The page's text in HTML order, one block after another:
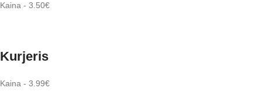
Kaina - 3.50€
Kurjeris
Kaina - 3.99€